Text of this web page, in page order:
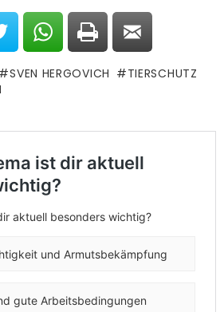
SVEN HERGOVICH
TIERSCHUTZ